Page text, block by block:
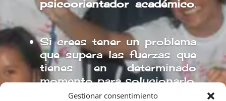
Gestionar consentimiento
psicoorientador académico.
Si crees tener un problema
que supera las fuerzas que
tienes en determinado
momento para solucionarlo,
que te impide vivir y